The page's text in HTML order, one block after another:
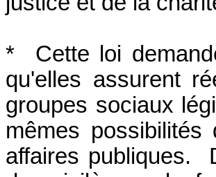
* Cette loi
qu'elles assurent
groupes sociaux
mêmes
affaires publiques.